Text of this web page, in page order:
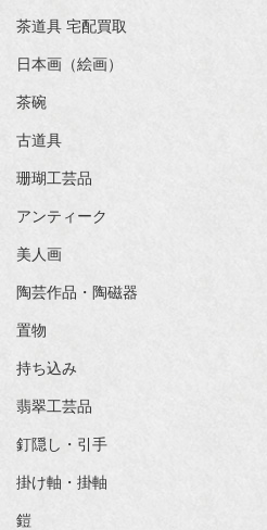
茶道具 宅配買取
日本画（絵画）
茶碗
古道具
珊瑚工芸品
アンティーク
美人画
陶芸作品・陶磁器
置物
持ち込み
翡翠工芸品
釘隠し・引手
掛け軸・掛軸
鎧